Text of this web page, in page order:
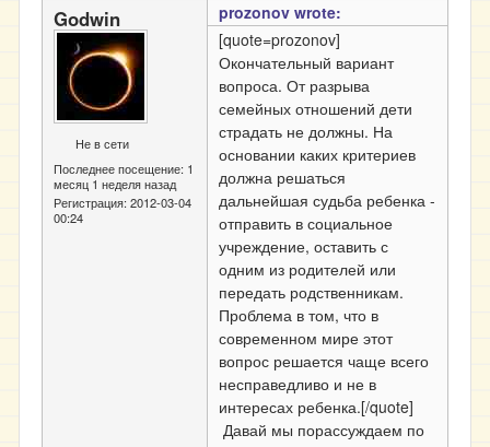
Godwin
Не в сети
Последнее посещение: 1
месяц 1 неделя назад
Регистрация:2012-03-04
00:24
prozonov wrote:
[quote=prozonov]
Окончательный вариант
вопроса. От разрыва
семейных отношений дети
страдать не должны. На
основании каких критериев
должна решаться
дальнейшая судьба ребенка -
отправить в социальное
учреждение, оставить с
одним из родителей или
передать родственникам.
Проблема в том, что в
современном мире этот
вопрос решается чаще всего
несправедливо и не в
интересах ребенка.[/quote]
Давай мы порассуждаем по